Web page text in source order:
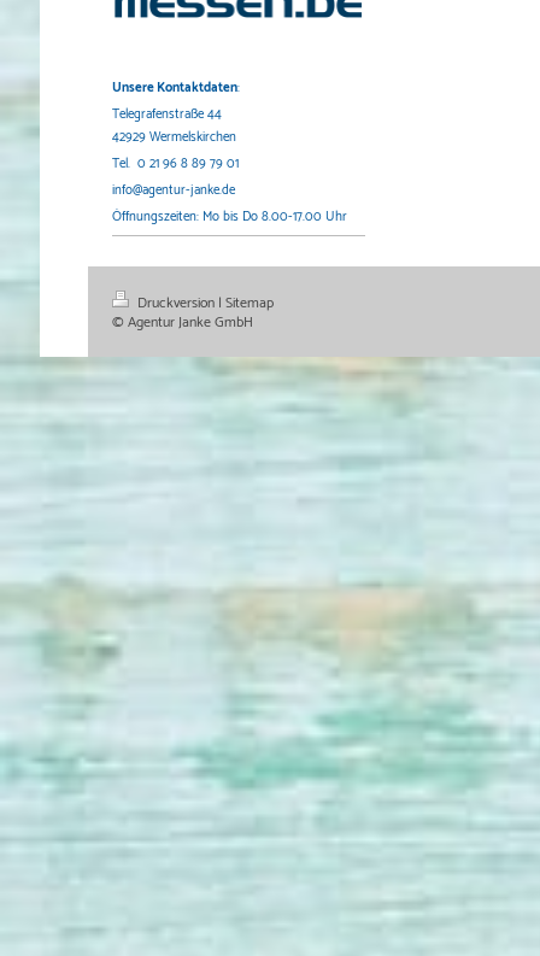
Unsere Kontaktdaten:
Telegrafenstraße 44
42929 Wermelskirchen
Tel. 0 21 96 8 89 79 01
info@agentur-janke.de
Öffnungszeiten: Mo bis Do 8.00-17.00 Uhr
Druckversion | Sitemap
© Agentur Janke GmbH